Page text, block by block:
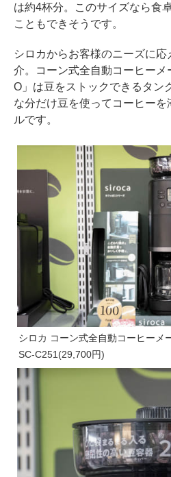
は約4杯分。このサイズなら食
こともできそうです。
シロカからお客様のニーズに
介。コーン式全自動コーヒー
O」は豆をストックできるタン
な分だけ豆を使ってコーヒー
ルです。
シロカ コーン式全自動コーヒーメ
SC-C251(29,700円)